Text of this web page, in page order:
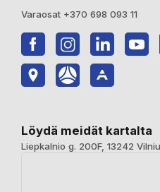
Varaosat +370 698 093 11
Löydä meidät kartalta
Liepkalnio g. 200F, 13242